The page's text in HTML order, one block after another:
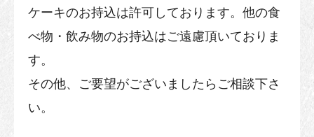
ケーキのお持込は許可しております。他の食
べ物・飲み物のお持込はご遠慮頂いておりま
す。
その他、ご要望がございましたらご相談下さ
い。